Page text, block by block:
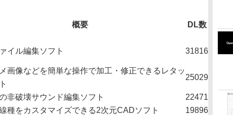
概要 DL数
イル編集ソフト 31816
画像などを簡単な操作で加工・修正できるレタッ
25029
非破壊サウンド編集ソフト
22471
種をカスタマイズできる2次元CADソフト
19896